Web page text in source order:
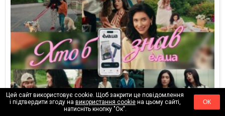
Цей сайт використовує cookie. Щоб закрити це повідомлення
і підтвердити згоду на використання cookieна цьому сайті,
натисніть кнопку "Ок".
ОК